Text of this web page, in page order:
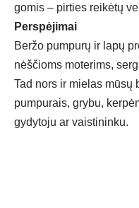
go­mis – pir­ties rei­kė­tų
Pers­pė­ji­mai
Ber­žo pum­pu­rų ir la­pų
nėš­čioms mo­te­rims,
Tad nors ir mie­las mū­sų
pum­pu­rais, gry­bu,
gy­dy­to­ju ar vais­ti­nin­ku.